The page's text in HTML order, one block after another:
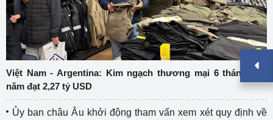
Việt Nam - Argentina: Kim ngạch thương mại 6 tháng đầu
năm đạt 2,27 tỷ USD
Ủy ban châu Âu khởi động tham vấn xem xét quy định về